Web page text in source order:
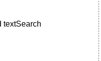
textSearch